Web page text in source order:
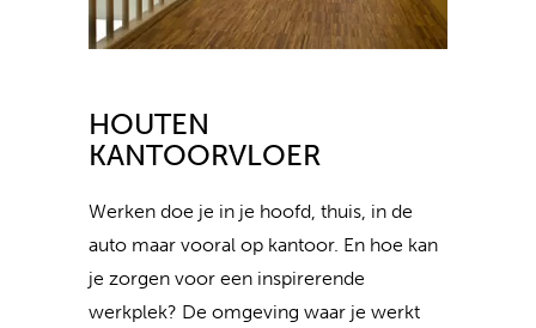
HOUTEN
KANTOORVLOER
Werken doe je in je hoofd, thuis, in de
auto maar vooral op kantoor. En hoe kan
je zorgen voor een inspirerende
werkplek? De omgeving waar je werkt